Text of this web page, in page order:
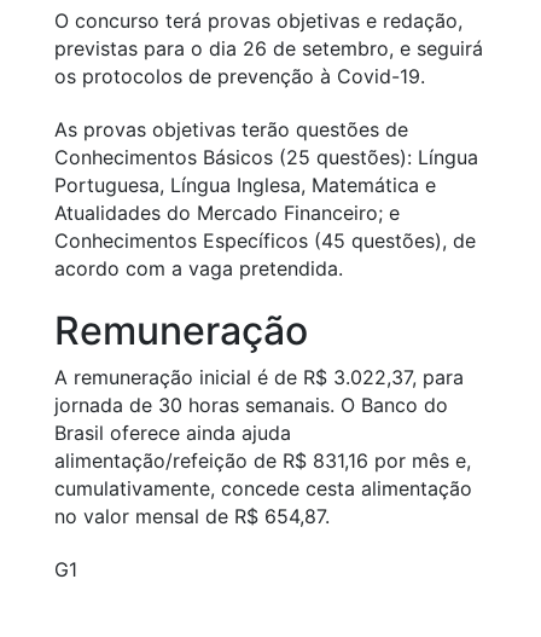
O concurso terá provas objetivas e redação,
previstas para o dia 26 de setembro, e seguirá
os protocolos de prevenção à Covid-19.
As provas objetivas terão questões de
Conhecimentos Básicos (25 questões): Língua
Portuguesa, Língua Inglesa, Matemática e
Atualidades do Mercado Financeiro; e
Conhecimentos Específicos (45 questões), de
acordo com a vaga pretendida.
Remuneração
A remuneração inicial é de R$ 3.022,37, para
jornada de 30 horas semanais. O Banco do
Brasil oferece ainda ajuda
alimentação/refeição de R$ 831,16 por mês e,
cumulativamente, concede cesta alimentação
no valor mensal de R$ 654,87.
G1